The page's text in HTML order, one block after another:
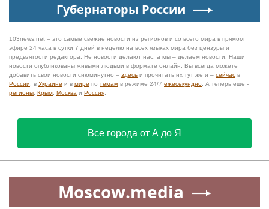
Губернаторы России
103news.net – это самые свежие новости из регионов и со всего мира в прямом
эфире 24 часа в сутки 7 дней в неделю на всех языках мира без цензуры и
предвзятости редактора. Не новости делают нас, а мы – делаем новости. Наши
новости опубликованы живыми людьми в формате онлайн. Вы всегда можете
добавить свои новости сиюминутно – здесь и прочитать их тут же и – сейчас в
России , в Украине и в мире по темам в режиме 24/7 ежесекундно . А теперь ещё -
регионы Крым Москва и Россия
Все города от А до Я
Moscow.media